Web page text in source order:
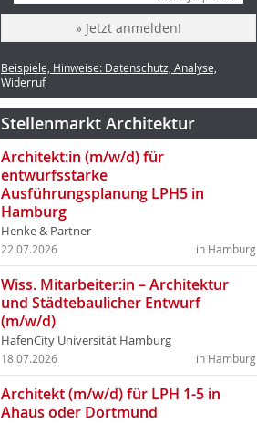
» Jetzt anmelden!
Beispiele, Hinweise: Datenschutz, Analyse,
Widerruf
Stellenmarkt Architektur
Architekt:in (m/w/d) für
entwurfsstarke
Ausführungsplanung LPH5 in
Hamburg
Henke & Partner
in Hamburg
22.07.2026
Wiss. Mitarbeiter:in – Architektur
und Städtebaulicher Entwurf
(m/w/d)
HafenCity Universität Hamburg
in Hamburg
18.07.2026
Architekt (m/w/d) für LPH 1-5 in
Ahaus oder Dortmund